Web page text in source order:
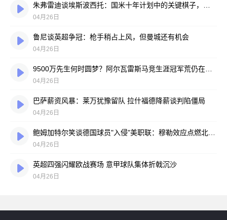
04月26日
鲁尼谈英超争冠：枪手稍占上风，但曼城还有机会
04月26日
04月26日
巴萨薪资风暴：莱万犹豫留队 拉什福德降薪谈判陷僵局
04月26日
04月26日
英超四强闪耀欧战赛场 意甲球队集体折戟沉沙
04月26日